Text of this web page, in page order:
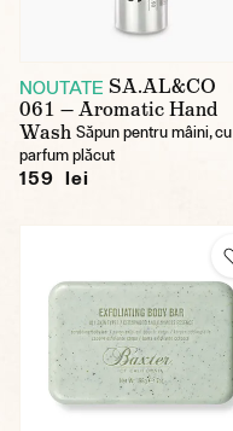
NOUTATE SA.AL&CO
061 — Aromatic Hand
Wash Săpun pentru mâini, cu
parfum plăcut
159 lei